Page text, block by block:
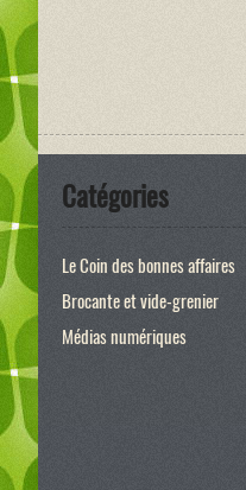
Catégories
Le Coin des bonnes affaires
Brocante et vide-grenier
Médias numériques